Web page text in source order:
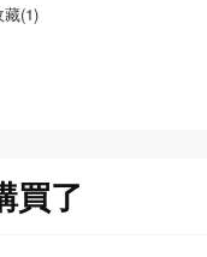
藏(1)
買了